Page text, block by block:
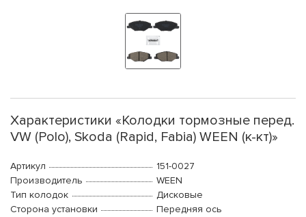
Характеристики «Колодки тормозные перед.
VW (Polo), Skoda (Rapid, Fabia) WEEN (к-кт)»
Артикул
151-0027
Производитель
WEEN
Тип колодок
Дисковые
Сторона установки
Передняя ось